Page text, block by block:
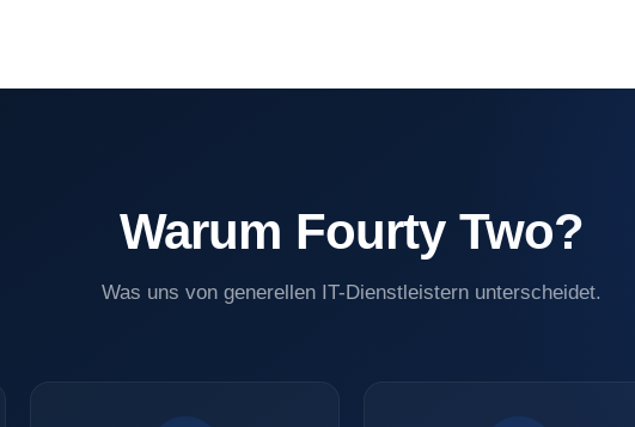
Warum Fourty Two?
Was uns von generellen IT-Dienstleistern unterscheidet.